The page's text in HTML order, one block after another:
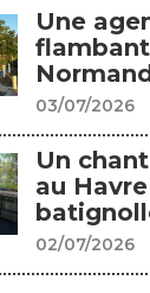
Une
03/07/2026
Un
au
02/07/2026